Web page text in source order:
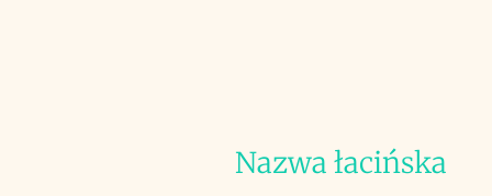
Nazwa łacińska